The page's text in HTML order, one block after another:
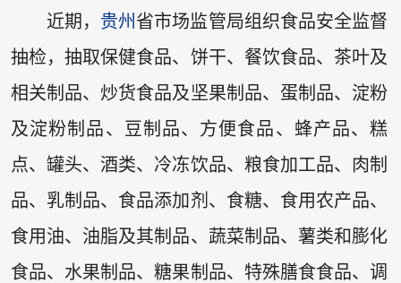
近期， 贵州 省市场监管局组织食品安全监督
抽检，抽取保健食品、饼干、餐饮食品、茶叶及
相关制品、炒货食品及坚果制品、蛋制品、淀粉
及淀粉制品、豆制品、方便食品、蜂产品、糕
点、罐头、酒类、冷冻饮品、粮食加工品、肉制
品、乳制品、食品添加剂、食糖、食用农产品、
食用油、油脂及其制品、蔬菜制品、薯类和膨化
食品、水果制品、糖果制品、特殊膳食食品、调